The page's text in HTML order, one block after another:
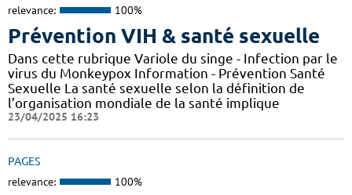
relevance: 100%
Prévention VIH & santé sexuelle
Dans cette rubrique Variole du singe - Infection par le
virus du Monkeypox Information - Prévention Santé
Sexuelle La santé sexuelle selon la définition de
l’organisation mondiale de la santé implique
23/04/2025 16:23
PAGES
relevance: 100%